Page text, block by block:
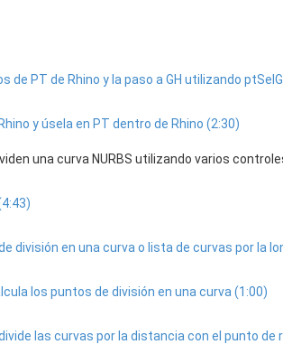
de PT de Rhino y la paso a GH utilizando
y úsela en PT dentro de Rhino (2:30)
una curva NURBS utilizando varios
división en una curva o lista de curvas por la
los puntos de división en una curva (1:00)
las curvas por la distancia con el punto de